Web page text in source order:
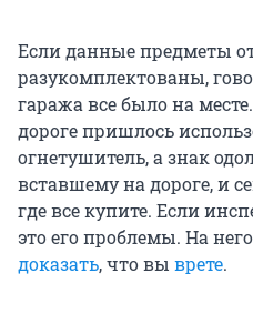
Если данные предметы
разукомплектованы,
гаража все было на
дороге пришлось
огнетушитель, а знак
вставшему на дороге, и
где все купите. Если
это его проблемы. На
доказать, что вы врете.